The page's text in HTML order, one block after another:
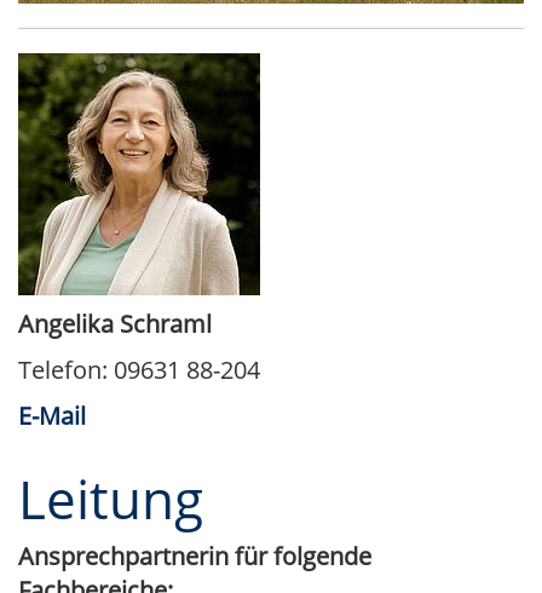
Angelika Schraml
Telefon: 09631 88-204
E-Mail
Leitung
Ansprechpartnerin für folgende